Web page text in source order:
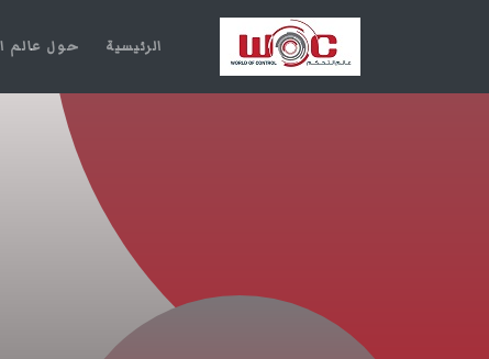
الرئيسية حول عالم